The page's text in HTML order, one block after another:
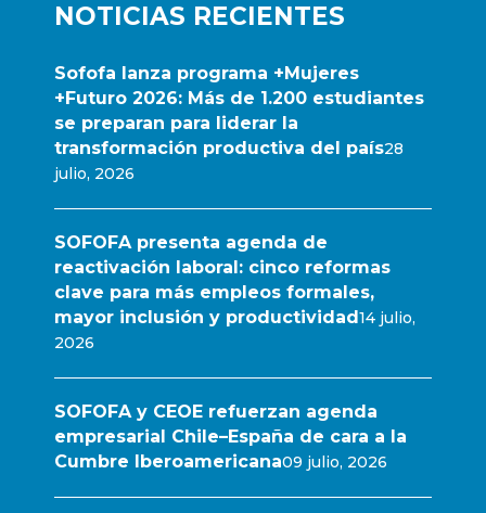
NOTICIAS RECIENTES
Sofofa lanza programa +Mujeres
+Futuro 2026: Más de 1.200 estudiantes
se preparan para liderar la
transformación productiva del país28
julio, 2026
SOFOFA presenta agenda de
reactivación laboral: cinco reformas
clave para más empleos formales,
mayor inclusión y productividad14 julio,
2026
SOFOFA y CEOE refuerzan agenda
empresarial Chile–España de cara a la
Cumbre Iberoamericana09 julio, 2026